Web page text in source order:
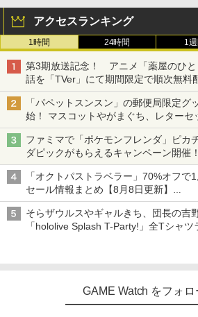
アクセスランキング
1時間 24時間 1
第3期放送記念！ アニメ「薬屋のひと
話を「TVer」にて期間限定で順次無料
「パペットスンスン」の郵便局限定グ
始！ マスコットやがまぐち、レターセ
ファミマで「ポケモンフレンダ」ピカ
ダピックがもらえるキャンペーン開催！
「オクトパストラベラー」70%オフで
セール情報まとめ【8月8日更新】
ニンテンドーeショップでは「大神 絶
そらザウルスやギャルきち、団長の吉
「hololive Splash T-Party!」全Tシャツ
GAME Watch をフォロ